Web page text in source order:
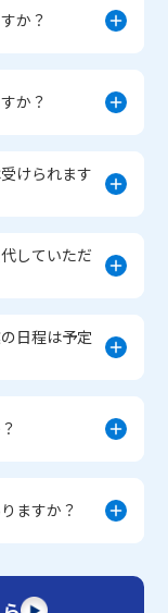
か？
か？
けられます
していただ
日程は予定
ますか？